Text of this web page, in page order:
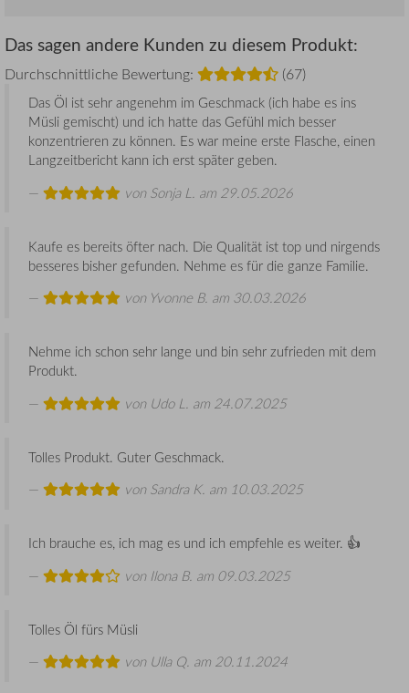
Das sagen andere Kunden zu diesem Produkt:
Durchschnittliche Bewertung: (67)
Das Öl ist sehr angenehm im Geschmack (ich habe es ins
Müsli gemischt) und ich hatte das Gefühl mich besser
konzentrieren zu können. Es war meine erste Flasche, einen
Langzeitbericht kann ich erst später geben.
von Sonja L. am 29.05.2026
Kaufe es bereits öfter nach. Die Qualität ist top und nirgends
besseres bisher gefunden. Nehme es für die ganze Familie.
von Yvonne B. am 30.03.2026
Nehme ich schon sehr lange und bin sehr zufrieden mit dem
Produkt.
von Udo L. am 24.07.2025
Tolles Produkt. Guter Geschmack.
von Sandra K. am 10.03.2025
Ich brauche es, ich mag es und ich empfehle es weiter. 👍
von Ilona B. am 09.03.2025
Tolles Öl fürs Müsli
von Ulla Q. am 20.11.2024